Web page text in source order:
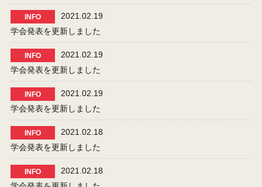
INFO
2021.02.19
学会発表を更新しました
INFO
2021.02.19
学会発表を更新しました
INFO
2021.02.19
学会発表を更新しました
INFO
2021.02.18
学会発表を更新しました
INFO
2021.02.18